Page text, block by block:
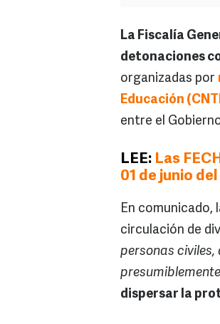
La Fiscalía
detonaciones
organizadas por
Educación
entre el
LEE: Las
01 de junio
En comunicado,
circulación de
personas civiles,
dispersar la